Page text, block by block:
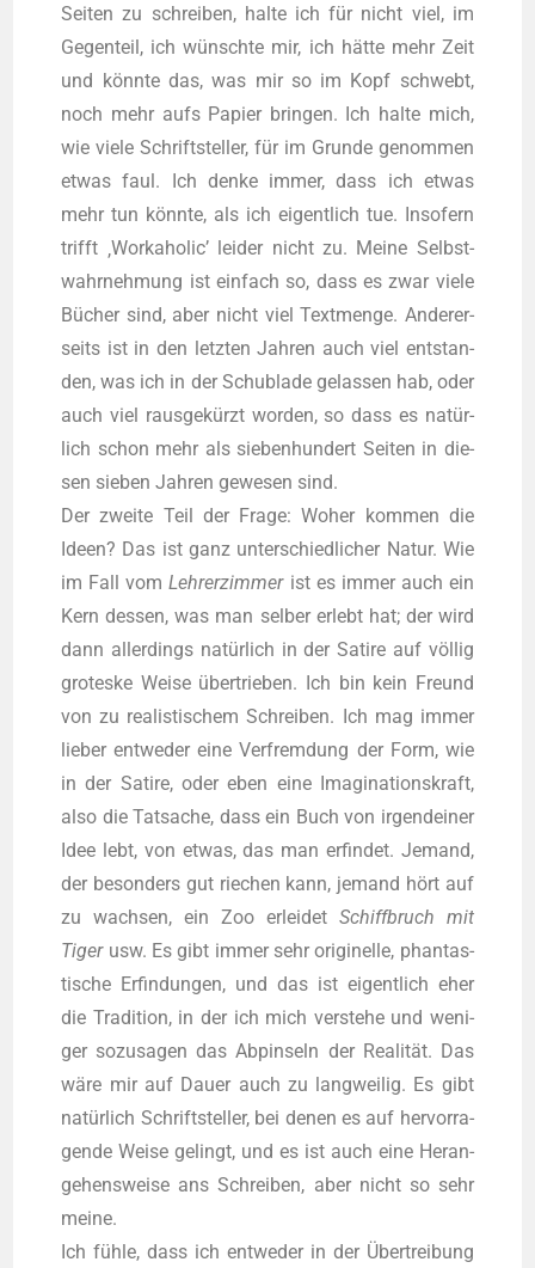
Sei­ten zu schrei­ben, hal­te ich für nicht viel, im
Gegen­teil, ich wünsch­te mir, ich hät­te mehr Zeit
und könn­te das, was mir so im Kopf schwebt,
noch mehr aufs Papier brin­gen. Ich hal­te mich,
wie vie­le Schrift­stel­ler, für im Grun­de genom­men
etwas faul. Ich den­ke immer, dass ich etwas
mehr tun könn­te, als ich eigent­lich tue. Inso­fern
trifft ‚Work­aho­lic’ lei­der nicht zu. Mei­ne Selbst­
wahr­neh­mung ist ein­fach so, dass es zwar vie­le
Bücher sind, aber nicht viel Text­men­ge. Ande­rer­
seits ist in den letz­ten Jah­ren auch viel ent­stan­
den, was ich in der Schub­la­de gelas­sen hab, oder
auch viel raus­ge­kürzt wor­den, so dass es natür­
lich schon mehr als sie­ben­hun­dert Sei­ten in die­
sen sie­ben Jah­ren gewe­sen sind.
Der zwei­te Teil der Fra­ge: Woher kom­men die
Ideen? Das ist ganz unter­schied­li­cher Natur. Wie
im Fall vomLeh­rer­zim­merist es immer auch ein
Kern des­sen, was man sel­ber erlebt hat; der wird
dann aller­dings natür­lich in der Sati­re auf völ­lig
gro­tes­ke Wei­se über­trie­ben. Ich bin kein Freund
von zu rea­lis­ti­schem Schrei­ben. Ich mag immer
lie­ber ent­we­der eine Ver­frem­dung der Form, wie
in der Sati­re, oder eben eine Ima­gi­na­ti­ons­kraft,
also die Tat­sa­che, dass ein Buch von irgend­ei­ner
Idee lebt, von etwas, das man erfin­det. Jemand,
der beson­ders gut rie­chen kann, jemand hört auf
zu wach­sen, ein Zoo erlei­det Schiff­bruch mit
Tigerusw. Es gibt immer sehr ori­gi­nel­le, phan­tas­
ti­sche Erfin­dun­gen, und das ist eigent­lich eher
die Tra­di­ti­on, in der ich mich ver­ste­he und weni­
ger sozu­sa­gen das Abpin­seln der Rea­li­tät. Das
wäre mir auf Dau­er auch zu lang­wei­lig. Es gibt
natür­lich Schrift­stel­ler, bei denen es auf her­vor­ra­
gen­de Wei­se gelingt, und es ist auch eine Her­an­
ge­hens­wei­se ans Schrei­ben, aber nicht so sehr
mei­ne.
Ich füh­le, dass ich ent­we­der in der Über­trei­bung